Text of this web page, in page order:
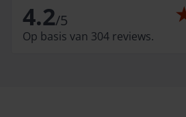
4.2/5
Op basis van 304 reviews.